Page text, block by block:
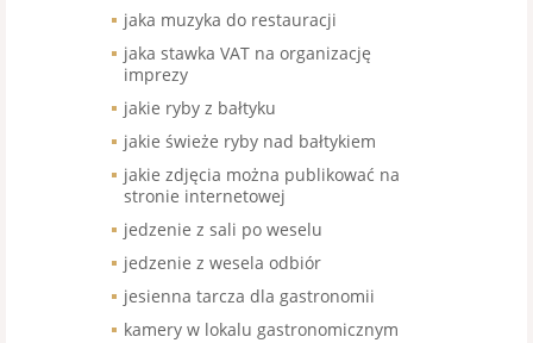
jaka muzyka do restauracji
jaka stawka VAT na organizację
imprezy
jakie ryby z bałtyku
jakie świeże ryby nad bałtykiem
jakie zdjęcia można publikować na
stronie internetowej
jedzenie z sali po weselu
jedzenie z wesela odbiór
jesienna tarcza dla gastronomii
kamery w lokalu gastronomicznym